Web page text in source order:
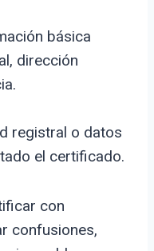
básica
dirección
registral o datos
el certificado.
con
confusiones,